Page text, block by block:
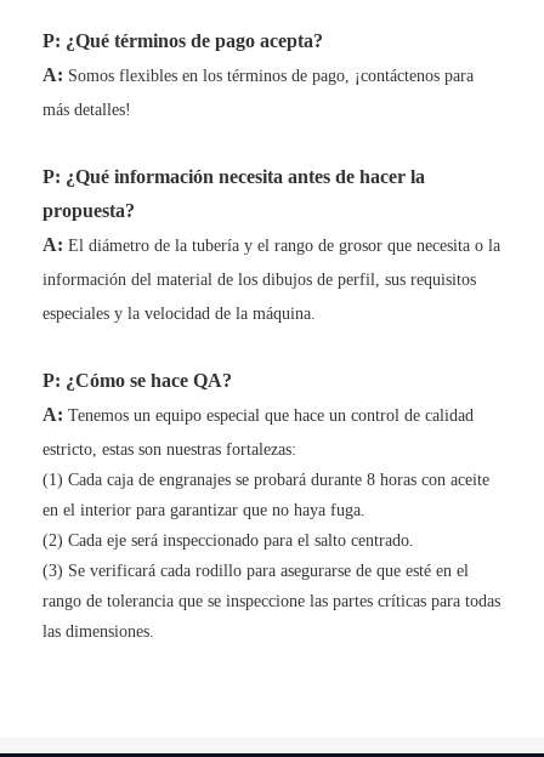
P: ¿Qué términos de pago acepta?
A: Somos flexibles en los términos de pago, ¡contáctenos para
más detalles!
P: ¿Qué información necesita antes de hacer la
propuesta?
A: El diámetro de la tubería y el rango de grosor que necesita o la
información del material de los dibujos de perfil, sus requisitos
especiales y la velocidad de la máquina.
P: ¿Cómo se hace QA?
A: Tenemos un equipo especial que hace un control de calidad
estricto, estas son nuestras fortalezas:
(1) Cada caja de engranajes se probará durante 8 horas con aceite
en el interior para garantizar que no haya fuga.
(2) Cada eje será inspeccionado para el salto centrado.
(3) Se verificará cada rodillo para asegurarse de que esté en el
rango de tolerancia que se inspeccione las partes críticas para todas
las dimensiones.